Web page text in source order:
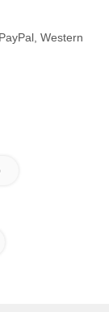
Western